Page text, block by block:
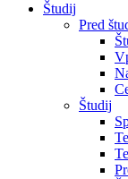
Študij
Pred
Študij